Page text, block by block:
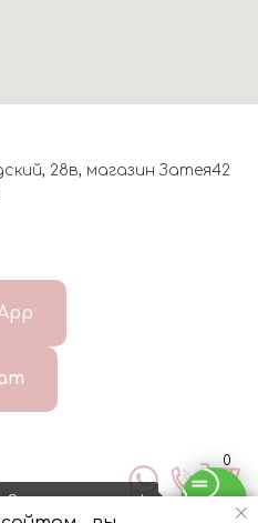
Свяжитесь с нами!
28в, магазин Затея42
0